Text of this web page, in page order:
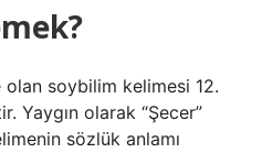
soybilim kelimesi 12.
Yaygın olarak “Şecer”
sözlük anlamı